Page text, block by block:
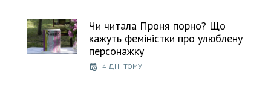
Чи читала Проня порно? Що
кажуть феміністки про улюблену
персонажку
4 ДНІ ТОМУ